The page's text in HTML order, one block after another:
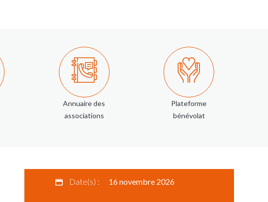
Annuaire des
associations
Plateforme
bénévolat
Date(s) : 16 novembre 2026